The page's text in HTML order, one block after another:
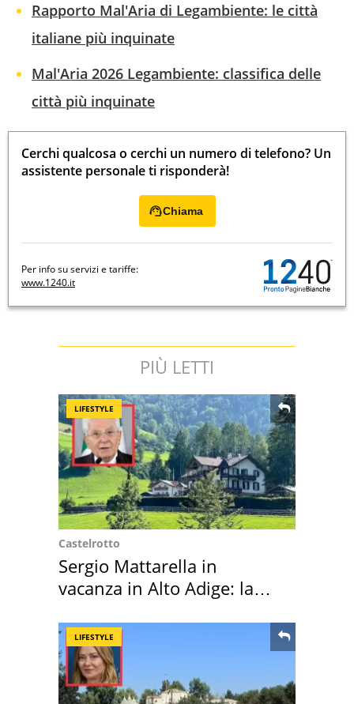
Rapporto Mal'Aria di Legambiente: le città
italiane più inquinate
Mal'Aria 2026 Legambiente: classifica delle
città più inquinate
Cerchi qualcosa o cerchi un numero di telefono? Un
assistente personale ti risponderà!
Chiama
Per info su servizi e tariffe:
www.1240.it
PIÙ LETTI
LIFESTYLE
Castelrotto
Sergio Mattarella in
vacanza in Alto Adige: la
LIFESTYLE